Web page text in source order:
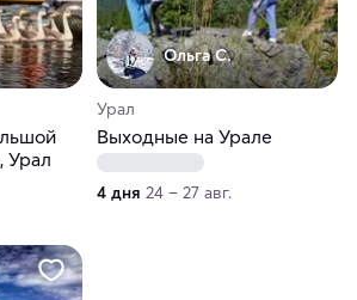
Урал
Ольга С.
Урал
Выходные на Урале
4 дня 24 – 27 авг.